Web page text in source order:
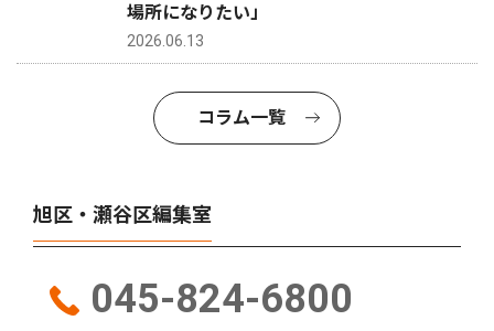
場所になりたい」
2026.06.13
コラム一覧
旭区・瀬谷区編集室
045-824-6800